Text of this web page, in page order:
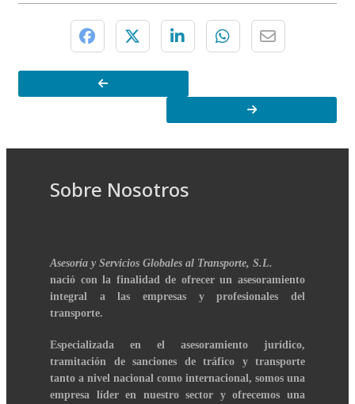
Sobre Nosotros
Asesoría y Servicios Globales al Transporte, S.L.
nació con la finalidad de ofrecer un asesoramiento
integral a las empresas y profesionales del
transporte.
Especializada en el asesoramiento jurídico,
tramitación de sanciones de tráfico y transporte
tanto a nivel nacional como internacional, somos una
empresa líder en nuestro sector y ofrecemos una